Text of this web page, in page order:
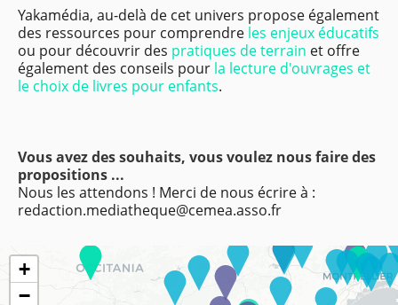
Yakamédia, au-delà de cet univers propose également
des ressources pour comprendre les enjeux éducatifs
ou pour découvrir des pratiques de terrain et offre
également des conseils pour la lecture d'ouvrages et
le choix de livres pour enfants.
Vous avez des souhaits, vous voulez nous faire des
propositions ...
Nous les attendons ! Merci de nous écrire à :
redaction.mediatheque@cemea.asso.fr
+
−